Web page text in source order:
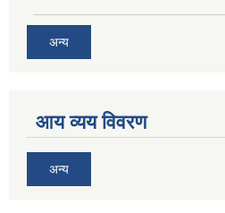
अन्य
आय व्यय विवरण
अन्य